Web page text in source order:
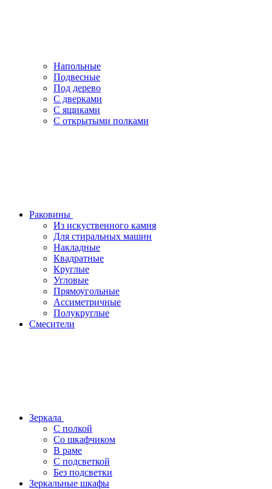
Напольные
Подвесные
Под дерево
С дверками
С ящиками
С открытыми полками
Раковины
Из искуственного камня
Для стиральных машин
Накладные
Квадратные
Круглые
Угловые
Прямоугольные
Ассиметричные
Полукруглые
Смесители
Зеркала
С полкой
Со шкафчиком
В раме
С подсветкой
Без подсветки
Зеркальные шкафы